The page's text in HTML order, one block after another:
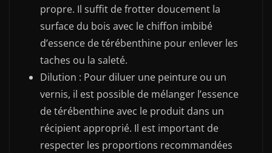
propre. Il suffit de frotter doucement la
surface du bois avec le chiffon imbibé
d’essence de térébenthine pour enlever les
taches ou la saleté.
Dilution : Pour diluer une peinture ou un
vernis, il est possible de mélanger l’essence
de térébenthine avec le produit dans un
récipient approprié. Il est important de
respecter les proportions recommandées